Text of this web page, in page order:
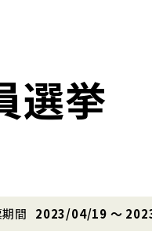
選挙
間 2023/04/19 〜